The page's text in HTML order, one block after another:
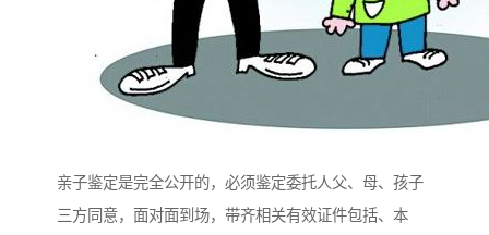
亲子鉴定是完全公开的，必须鉴定委托人父、母、孩子
三方同意，面对面到场，带齐相关有效证件包括、本